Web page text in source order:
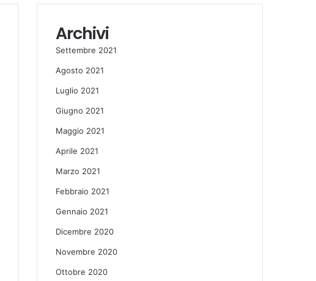
Archivi
Settembre 2021
Agosto 2021
Luglio 2021
Giugno 2021
Maggio 2021
Aprile 2021
Marzo 2021
Febbraio 2021
Gennaio 2021
Dicembre 2020
Novembre 2020
Ottobre 2020